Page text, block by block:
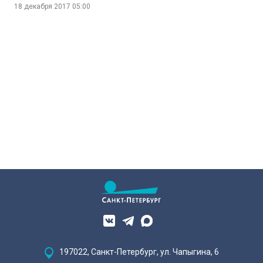
18 декабря 2017 05:00
197022, Санкт-Петербург, ул. Чапыгина, 6